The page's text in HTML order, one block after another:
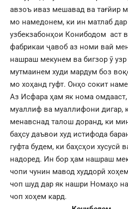
авзоъ иваз мешавад ва тағйир
мо намедонем, ки ин матлаб дар
узбекзабонҳои Конибодом аст
фабрикаи ҷавоб аз номи вай
нашраш мекунем ва бигзор ӯ
мутмаинем худи мардум боз
мо хоҳанд гуфт. Онҳо сокит
Аз Исфара ҳам як нома
муаллиф ва муаллифони дигар,
менавснад талош доранд, ки
баҳсу даъвои худ истифода
гуфта будем, ки баҳсҳои хусусӣ
надоред. Ин бор ҳам нашраш
чопи чунин мавод худдорӣ
чоп шуд дар як нашри Номаҳо
чоп хоҳем кард.